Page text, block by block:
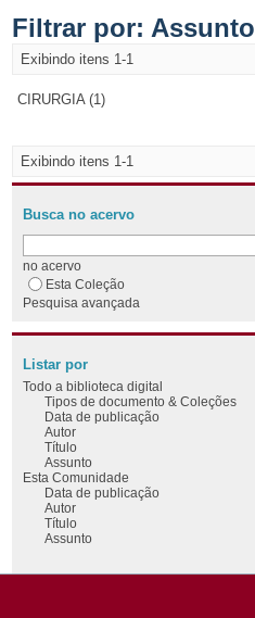
Filtrar por: Assunto
Exibindo itens 1-1
CIRURGIA (1)
Exibindo itens 1-1
Busca no acervo
no acervo
Esta Coleção
Pesquisa avançada
Listar por
Todo a biblioteca digital
Tipos de documento & Coleções
Data de publicação
Autor
Título
Assunto
Esta Comunidade
Data de publicação
Autor
Título
Assunto